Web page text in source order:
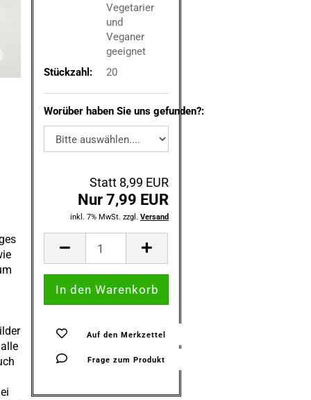
Vegetarier
und
Veganer
geeignet
Stückzahl:
20
Worüber haben Sie uns gefunden?:
Statt 8,99 EUR
Nur 7,99 EUR
inkl. 7% MwSt. zzgl. Versand
Auf den Merkzettel
Frage zum Produkt